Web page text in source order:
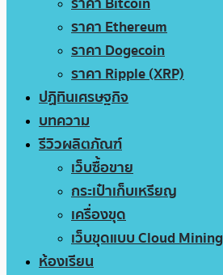
ราคา Ethereum
ราคา Dogecoin
ราคา Ripple (XRP)
ปฏิทินเศรษฐกิจ
บทความ
รีวิวผลิตภัณฑ์
เว็บซื้อขาย
กระเป๋าเก็บเหรียญ
เครื่องขุด
เว็บขุดแบบ Cloud Mining
ห้องเรียน